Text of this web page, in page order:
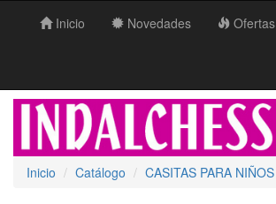
Inicio Novedades Ofertas
Inicio Catálogo CASITAS PARA NIÑOS